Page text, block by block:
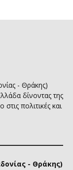
- Θράκης)
δίνοντας της
πολιτικές και
- Θράκης)